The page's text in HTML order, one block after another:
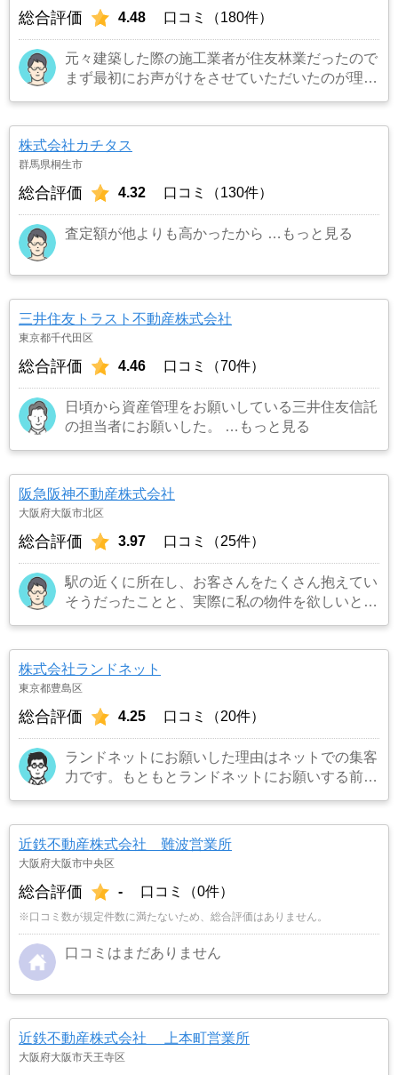
総合評価 4.48 口コミ（180件）
元々建築した際の施工業者が住友林業だったので
まず最初にお声がけをさせていただいたのが理由
株式会社カチタス
群馬県桐生市
総合評価 4.32 口コミ（130件）
査定額が他よりも高かったから …もっと見る
三井住友トラスト不動産株式会社
東京都千代田区
総合評価 4.46 口コミ（70件）
日頃から資産管理をお願いしている三井住友信託
の担当者にお願いした。
…もっと見る
阪急阪神不動産株式会社
大阪府大阪市北区
総合評価 3.97 口コミ（25件）
駅の近くに所在し、お客さんをたくさん抱えてい
そうだったことと、実際に私の物件を欲しいとい
寧でお願いしてよかったです。
株式会社ランドネット
東京都豊島区
総合評価 4.25 口コミ（20件）
ランドネットにお願いした理由はネットでの集客
力です。もともとランドネットにお願いする前は
場がないことで地元の不動産屋では取り扱っても
らえませんでした。そこでそれまでに取引があ
した。 …もっと見る
近鉄不動産株式会社 難波営業所
大阪府大阪市中央区
総合評価 - 口コミ（0件）
※口コミ数が規定件数に満たないため、総合評価はありません。
口コミはまだありません
近鉄不動産株式会社 上本町営業所
大阪府大阪市天王寺区